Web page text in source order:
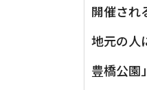
開催され
地元の人
豊橋公園